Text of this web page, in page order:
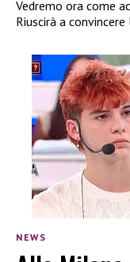
Vedremo ora come
Riuscirà a convincere
NEWS